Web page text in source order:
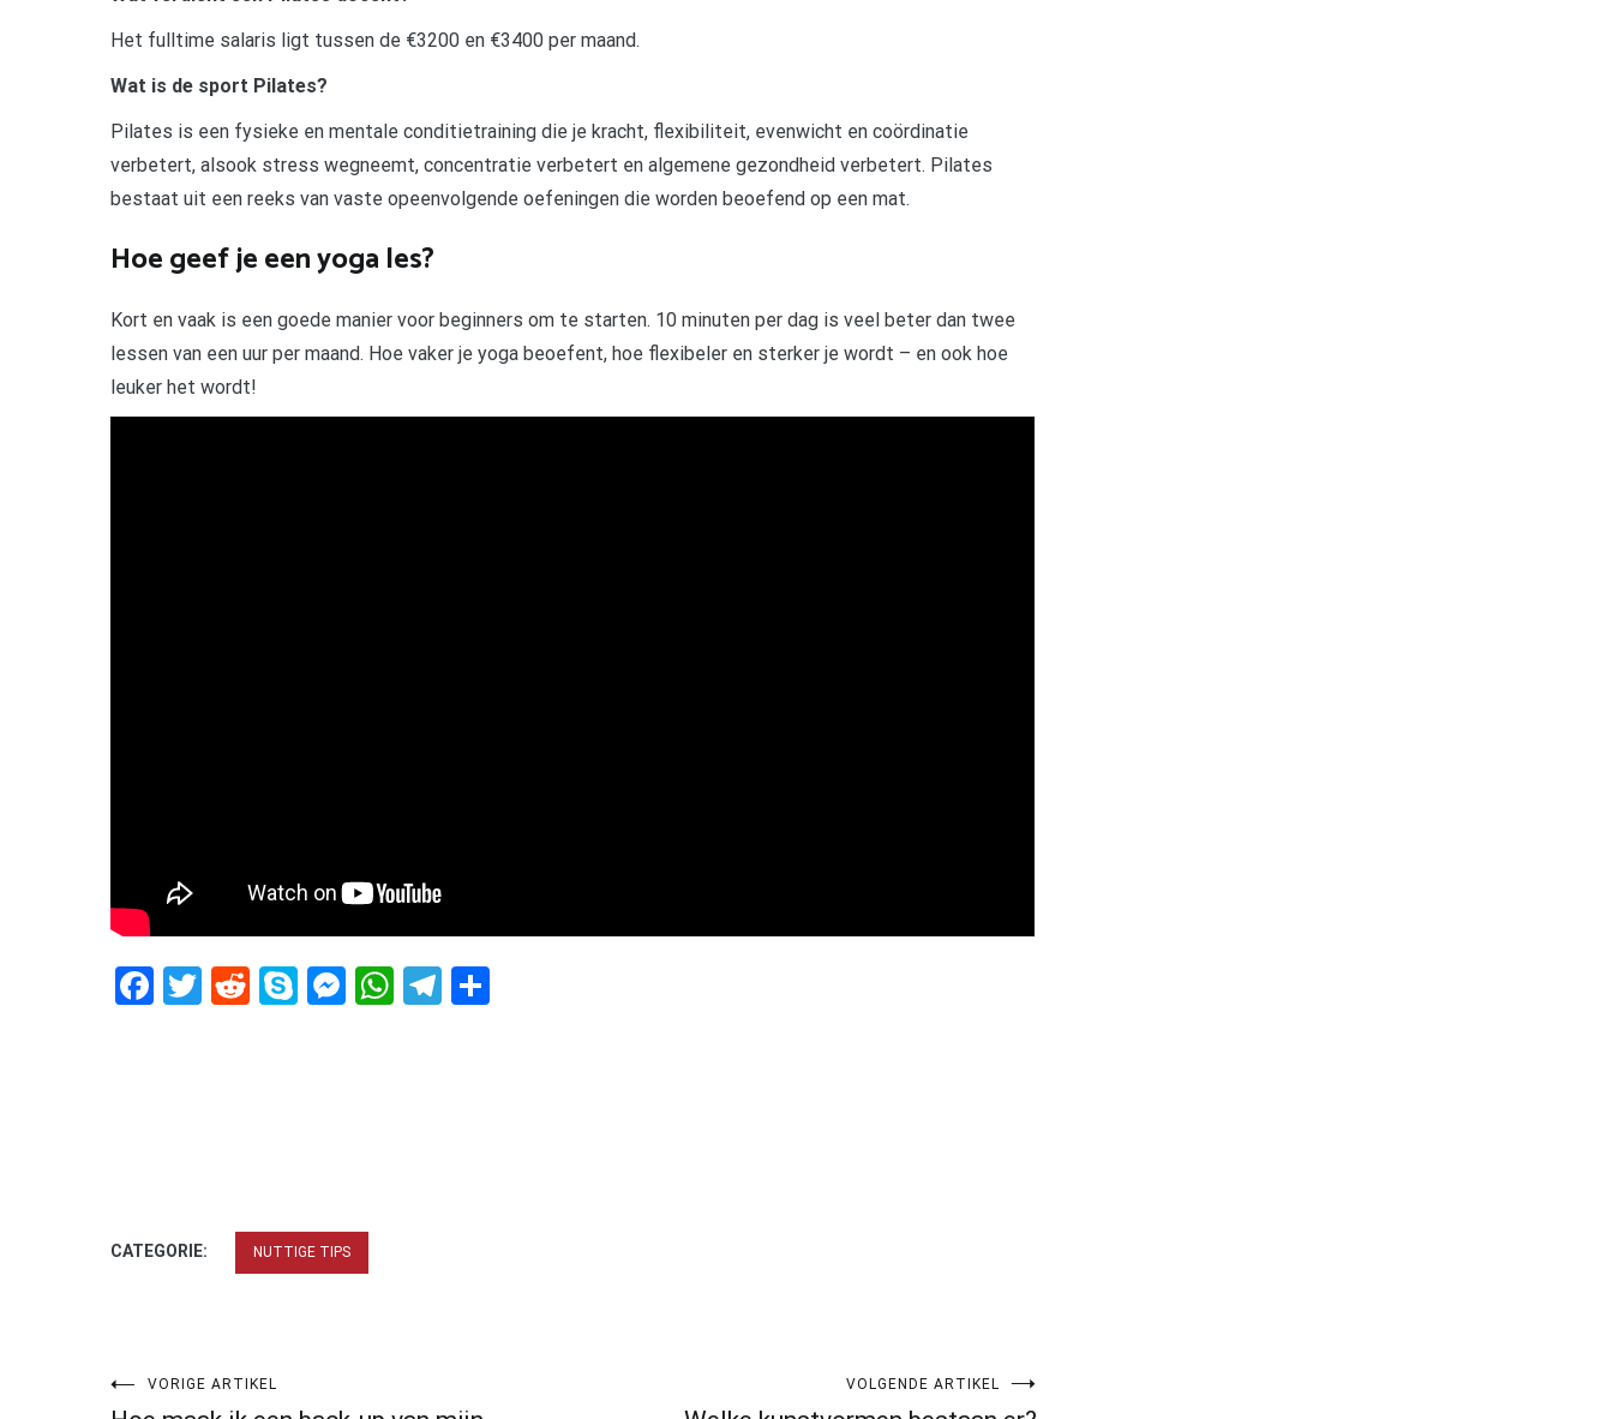
Het fulltime salaris ligt tussen de €3200 en €3400 per maand.
Wat is de sport Pilates?
Pilates is een fysieke en mentale conditietraining die je kracht, flexibiliteit, evenwicht en coördinatie
verbetert, alsook stress wegneemt, concentratie verbetert en algemene gezondheid verbetert. Pilates
bestaat uit een reeks van vaste opeenvolgende oefeningen die worden beoefend op een mat.
Hoe geef je een yoga les?
Kort en vaak is een goede manier voor beginners om te starten. 10 minuten per dag is veel beter dan twee
lessen van een uur per maand. Hoe vaker je yoga beoefent, hoe flexibeler en sterker je wordt – en ook hoe
leuker het wordt!
Facebook
Twitter
RedditSkypeMessenger
WhatsApp
Telegram
CATEGORIE: NUTTIGE TIPS
Bericht
VORIGE ARTIKEL VOLGENDE ARTIKEL